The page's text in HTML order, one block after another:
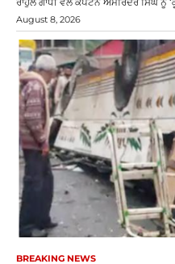
August 8, 2026
BREAKING NEWS